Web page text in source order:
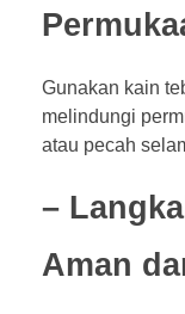
Gunakan kain
melindungi
atau pecah
–
Aman